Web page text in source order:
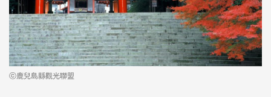
ⓒ鹿兒島縣觀光聯盟